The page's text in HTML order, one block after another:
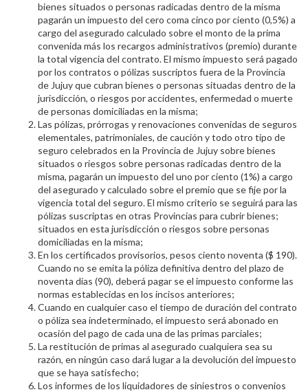
bienes situados o personas radicadas dentro de la misma
pagarán un impuesto del cero coma cinco por ciento (0,5%) a
cargo del asegurado calculado sobre el monto de la prima
convenida más los recargos administrativos (premio) durante
la total vigencia del contrato. El mismo impuesto será pagado
por los contratos o pólizas suscriptos fuera de la Provincia
de Jujuy que cubran bienes o personas situadas dentro de la
jurisdicción, o riesgos por accidentes, enfermedad o muerte
de personas domiciliadas en la misma;
Las pólizas, prórrogas y renovaciones convenidas de seguros
elementales, patrimoniales, de caución y todo otro tipo de
seguro celebrados en la Provincia de Jujuy sobre bienes
situados o riesgos sobre personas radicadas dentro de la
misma, pagarán un impuesto del uno por ciento (1%) a cargo
del asegurado y calculado sobre el premio que se fije por la
vigencia total del seguro. El mismo criterio se seguirá para las
pólizas suscriptas en otras Provincias para cubrir bienes;
situados en esta jurisdicción o riesgos sobre personas
domiciliadas en la misma;
En los certificados provisorios, pesos ciento noventa ($ 190).
Cuando no se emita la póliza definitiva dentro del plazo de
noventa días (90), deberá pagar se el impuesto conforme las
normas establecidas en los incisos anteriores;
Cuando en cualquier caso el tiempo de duración del contrato
o póliza sea indeterminado, el impuesto será abonado en
ocasión del pago de cada una de las primas parciales;
La restitución de primas al asegurado cualquiera sea su
razón, en ningún caso dará lugar a la devolución del impuesto
que se haya satisfecho;
Los informes de los liquidadores de siniestros o convenios